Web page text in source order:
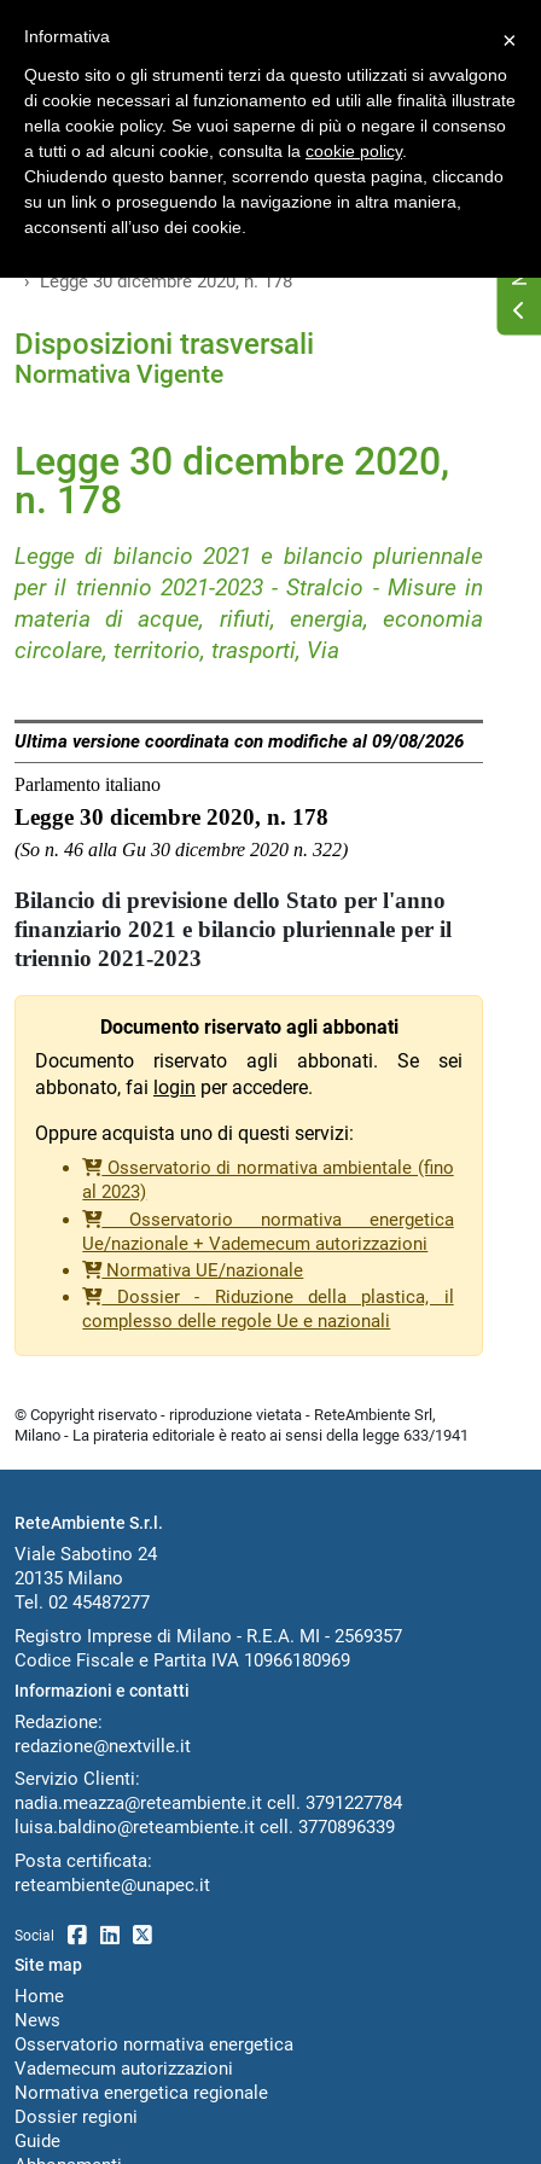
Home
Osservatorio di normativa energetica
Normativa energetica nazionale
Legge 30 dicembre 2020, n. 178
Disposizioni trasversali
Normativa Vigente
Legge 30 dicembre 2020,
n. 178
Legge di bilancio 2021 e bilancio pluriennale
per il triennio 2021-2023 - Stralcio - Misure in
materia di acque, rifiuti, energia, economia
circolare, territorio, trasporti, Via
Ultima versione coordinata con modifiche al 09/08/2026
Parlamento italiano
Legge 30 dicembre 2020, n. 178
(So n. 46 alla Gu 30 dicembre 2020 n. 322)
Bilancio di previsione dello Stato per l'anno
finanziario 2021 e bilancio pluriennale per il
triennio 2021-2023
Documento riservato agli abbonati
Documento riservato agli abbonati. Se sei
abbonato, fai login per accedere.
Oppure acquista uno di questi servizi:
Osservatorio di normativa ambientale (fino
al 2023)
Osservatorio normativa energetica
Ue/nazionale + Vademecum autorizzazioni
Normativa UE/nazionale
Dossier - Riduzione della plastica, il
complesso delle regole Ue e nazionali
© Copyright riservato - riproduzione vietata - ReteAmbiente Srl,
Milano - La pirateria editoriale è reato ai sensi della legge 633/1941
ReteAmbiente S.r.l.
Viale Sabotino 24
20135 Milano
Tel. 02 45487277
Registro Imprese di Milano - R.E.A. MI - 2569357
Codice Fiscale e Partita IVA 10966180969
Informazioni e contatti
Redazione:
redazione@nextville.it
Servizio Clienti:
nadia.meazza@reteambiente.it cell. 3791227784
luisa.baldino@reteambiente.it cell. 3770896339
Posta certificata:
reteambiente@unapec.it
Social
Site map
Home
News
Osservatorio normativa energetica
Vademecum autorizzazioni
Normativa energetica regionale
Dossier regioni
Guide
×
Informativa
Questo sito o gli strumenti terzi da questo utilizzati si avvalgono
di cookie necessari al funzionamento ed utili alle finalità illustrate
nella cookie policy. Se vuoi saperne di più o negare il consenso
a tutti o ad alcuni cookie, consulta la cookie policy.
Chiudendo questo banner, scorrendo questa pagina, cliccando
su un link o proseguendo la navigazione in altra maniera,
acconsenti all’uso dei cookie.